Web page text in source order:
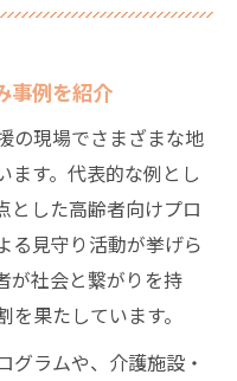
事例を紹介
の現場でさまざまな地
ます。代表的な例とし
とした高齢者向けプロ
る見守り活動が挙げら
が社会と繋がりを持
果たしています。
グラムや、介護施設・